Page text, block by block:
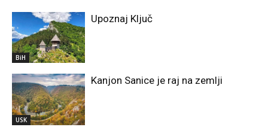
BiH
Upoznaj Ključ
USK
Kanjon Sanice je raj na zemlji